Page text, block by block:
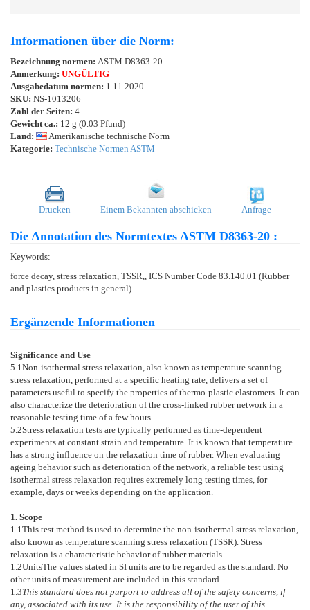
Informationen über die Norm:
Bezeichnung normen: ASTM D8363-20
Anmerkung: UNGÜLTIG
Ausgabedatum normen: 1.11.2020
SKU: NS-1013206
Zahl der Seiten: 4
Gewicht ca.: 12 g (0.03 Pfund)
Land:
Amerikanische technische Norm
Kategorie: Technische Normen ASTM
Drucken Einem Bekannten abschicken Anfrage
Die Annotation des Normtextes ASTM D8363-20 :
Keywords:
force decay, stress relaxation, TSSR,, ICS Number Code 83.140.01 (Rubber
and plastics products in general)
Ergänzende Informationen
Significance and Use
5.1 Non-isothermal stress relaxation, also known as temperature scanning
stress relaxation, performed at a specific heating rate, delivers a set of
parameters useful to specify the properties of thermo-plastic elastomers. It can
also characterize the deterioration of the cross-linked rubber network in a
reasonable testing time of a few hours.
5.2Stress relaxation tests are typically performed as time-dependent
experiments at constant strain and temperature. It is known that temperature
has a strong influence on the relaxation time of rubber. When evaluating
ageing behavior such as deterioration of the network, a reliable test using
isothermal stress relaxation requires extremely long testing times, for
example, days or weeks depending on the application.
1. Scope
1.1 This test method is used to determine the non-isothermal stress relaxation,
also known as temperature scanning stress relaxation (TSSR). Stress
relaxation is a characteristic behavior of rubber materials.
1.2UnitsThe values stated in SI units are to be regarded as the standard. No
other units of measurement are included in this standard.
1.3This standard does not purport to address all of the safety concerns, if
any, associated with its use. It is the responsibility of the user of this